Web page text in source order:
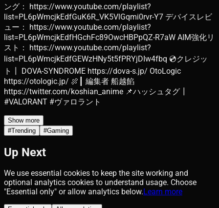
ング： https://www.youtube.com/playlist?
list=PL6pWmcjkEdfGuK6R_VK5VlGqmi0rvr-Y7 デバイスレビ
ュー： https://www.youtube.com/playlist?
list=PL6pWmcjkEdfHGchFc89OwcHBPpQZ-R7aW AIM強化リ
スト： https://www.youtube.com/playlist?
list=PL6pWmcjkEdfGEWzHNy5t5fPRYjDIw4fbq 💿クレジッ
ト┃ DOVA-SYNDROME https://dova-s.jp/ OtoLogic
https://otologic.jp/ 🍖┃ 編集者 船越餡
https://twitter.com/koshian_anime 📌ハッシュタグ┃
#VALORANT #ヴァロラント
Show more
#Trending #Gaming
Up Next
We use essential cookies to keep the site working and
optional analytics cookies to understand usage. Choose
"Essential only" or allow analytics below.Learn more